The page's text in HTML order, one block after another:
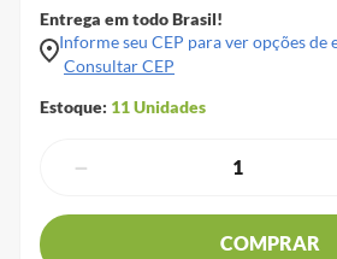
Entrega em todo Brasil!
Informe seu CEP para ver opções de
Consultar CEP
Estoque: 11Unidades
－
COMPRAR